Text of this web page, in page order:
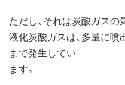
ただし、それは炭酸ガスの
液化炭酸ガスは、多量に
まで発生してい
ます。